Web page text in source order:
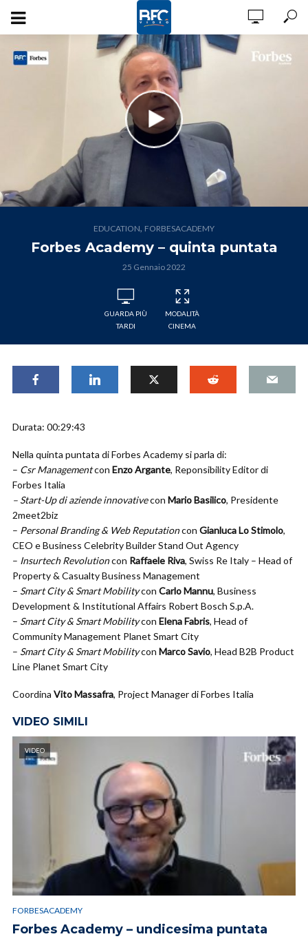
EDUCATION, FORBESACADEMY
Forbes Academy – quinta puntata
25 Gennaio 2022
GUARDA PIÙ
TARDI
MODALITÀ
CINEMA
Durata: 00:29:43
Nella quinta puntata di Forbes Academy si parla di:
– Csr Managementcon Enzo Argante, Reponsibility Editor di
Forbes Italia
– Start-Up di aziende innovativecon Mario Basilico, Presidente
2meet2biz
– Personal Branding & Web Reputationcon Gianluca Lo Stimolo,
CEO e Business Celebrity Builder Stand Out Agency
– Insurtech Revolutioncon Raffaele Riva, Swiss Re Italy – Head of
Property & Casualty Business Management
– Smart City & Smart Mobilitycon Carlo Mannu, Business
Development & Institutional Affairs Robert Bosch S.p.A.
– Smart City & Smart Mobilitycon Elena Fabris, Head of
Community Management Planet Smart City
– Smart City & Smart Mobilitycon Marco Savio, Head B2B Product
Line Planet Smart City
Coordina Vito Massafra, Project Manager di Forbes Italia
VIDEO SIMILI
VIDEO
FORBESACADEMY
Forbes Academy – undicesima puntata